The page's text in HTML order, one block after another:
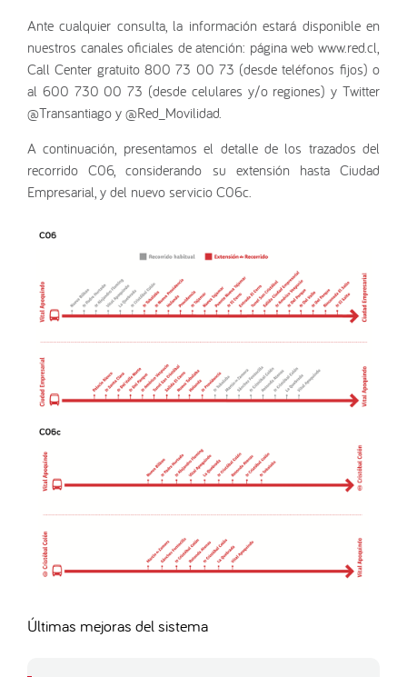
Ante cualquier consulta, la información estará disponible en
nuestros canales oficiales de atención: página web www.red.cl,
Call Center gratuito 800 73 00 73 (desde teléfonos fijos) o
al 600 730 00 73 (desde celulares y/o regiones) y Twitter
@Transantiago y @Red_Movilidad.
A continuación, presentamos el detalle de los trazados del
recorrido C06, considerando su extensión hasta Ciudad
Empresarial, y del nuevo servicio C06c.
Últimas mejoras del sistema